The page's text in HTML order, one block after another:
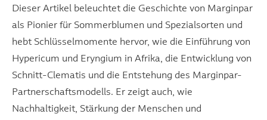
Dieser Artikel beleuchtet die Geschichte von Marginpar
als Pionier für Sommerblumen und Spezialsorten und
hebt Schlüsselmomente hervor, wie die Einführung von
Hypericum und Eryngium in Afrika, die Entwicklung von
Schnitt-Clematis und die Entstehung des Marginpar-
Partnerschaftsmodells. Er zeigt auch, wie
Nachhaltigkeit, Stärkung der Menschen und